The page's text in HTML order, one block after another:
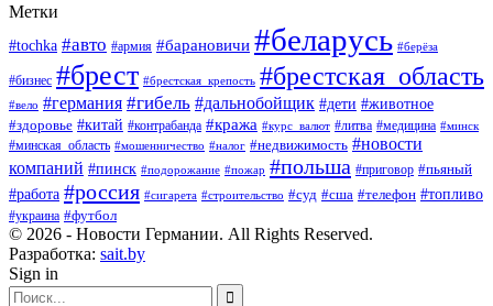
Метки
#tochka #авто #армия #барановичи #беларусь #берёза
#бизнес #брест #брестская_крепость #брестская_область
#вело #германия #гибель #дальнобойщик #дети #животное
#здоровье #китай #контрабанда #кража #курс_валют #литва #медицина #минск
#минская_область #мошенничество #налог #недвижимость #новости
компаний #пинск #подорожание #пожар #польша #приговор #пьяный
#работа #россия #сигарета #строительство #суд #сша #телефон #топливо
#украина #футбол
© 2026 - Новости Германии. All Rights Reserved.
Разработка: sait.by
Sign in